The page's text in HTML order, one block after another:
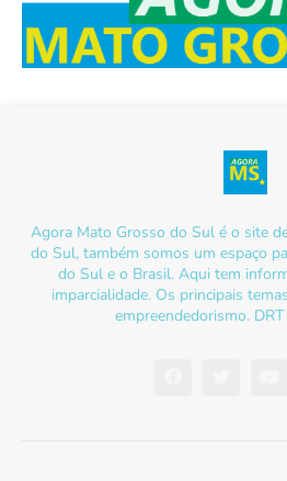
Agora Mato Grosso do Sul é o site
do Sul, também somos um espaço
do Sul e o Brasil. Aqui tem
imparcialidade. Os principais
empreendedorismo.